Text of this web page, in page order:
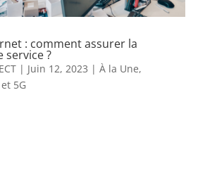
: comment assurer la
service ?
| Juin 12, 2023 | À la Une,
5G